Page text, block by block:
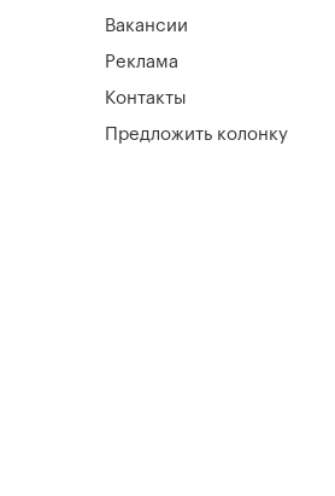
Вакансии
Реклама
Контакты
Предложить колонку